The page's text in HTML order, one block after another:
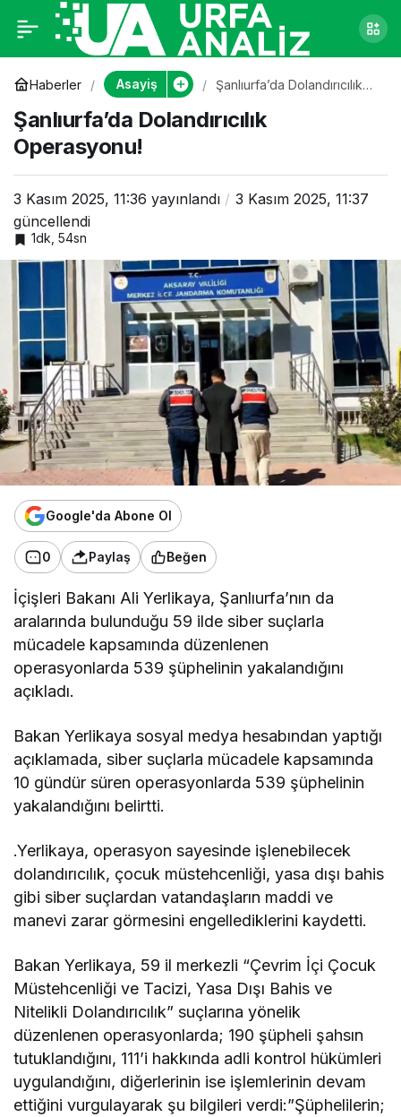
Haberler Asayiş
Şanlıurfa’da Dolandırıcılık
Şanlıurfa’da Dolandırıcılık
Operasyonu!
3 Kasım 2025, 11:36 yayınlandı
3 Kasım 2025, 11:37
güncellendi
1dk, 54sn
Google'da Abone Ol
0 Paylaş Beğen
İçişleri Bakanı Ali Yerlikaya, Şanlıurfa’nın da
aralarında bulunduğu 59 ilde siber suçlarla
mücadele kapsamında düzenlenen
operasyonlarda 539 şüphelinin yakalandığını
açıkladı.
Bakan Yerlikaya sosyal medya hesabından yaptığı
açıklamada, siber suçlarla mücadele kapsamında
10 gündür süren operasyonlarda 539 şüphelinin
yakalandığını belirtti.
.Yerlikaya, operasyon sayesinde işlenebilecek
dolandırıcılık, çocuk müstehcenliği, yasa dışı bahis
gibi siber suçlardan vatandaşların maddi ve
manevi zarar görmesini engellediklerini kaydetti.
Bakan Yerlikaya, 59 il merkezli “Çevrim İçi Çocuk
Müstehcenliği ve Tacizi, Yasa Dışı Bahis ve
Nitelikli Dolandırıcılık” suçlarına yönelik
düzenlenen operasyonlarda; 190 şüpheli şahsın
tutuklandığını, 111’i hakkında adli kontrol hükümleri
uygulandığını, diğerlerinin ise işlemlerinin devam
ettiğini vurgulayarak şu bilgileri verdi:”Şüphelilerin;
Şanlıurfa’da
Dolandırıcılık
Operasyonu!
0